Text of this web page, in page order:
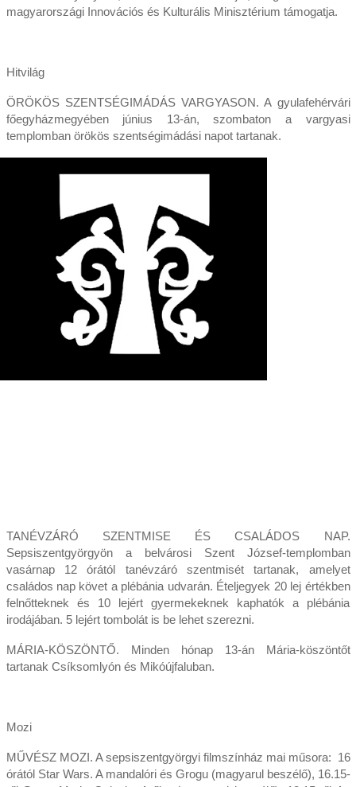
magyarországi Innovációs és Kulturális Minisztérium támogatja.
Hitvilág
ÖRÖKÖS SZENTSÉGIMÁDÁS VARGYASON. A gyulafehérvári
főegyházmegyében június 13-án, szombaton a vargyasi
templomban örökös szentségimádási napot tartanak.
TANÉVZÁRÓ SZENTMISE ÉS CSALÁDOS NAP.
Sepsiszentgyörgyön a belvárosi Szent József-templomban
vasárnap 12 órától tanévzáró szentmisét tartanak, amelyet
családos nap követ a plébánia udvarán. Ételjegyek 20 lej értékben
felnőtteknek és 10 lejért gyermekeknek kaphatók a plébánia
irodájában. 5 lejért tombolát is be lehet szerezni.
MÁRIA-KÖSZÖNTŐ. Minden hónap 13-án Mária-köszöntőt
tartanak Csíksomlyón és Mikóújfaluban.
Mozi
MŰVÉSZ MOZI. A sepsiszentgyörgyi filmszínház mai műsora: 16
órától Star Wars. A mandalóri és Grogu (magyarul beszélő), 16.15-